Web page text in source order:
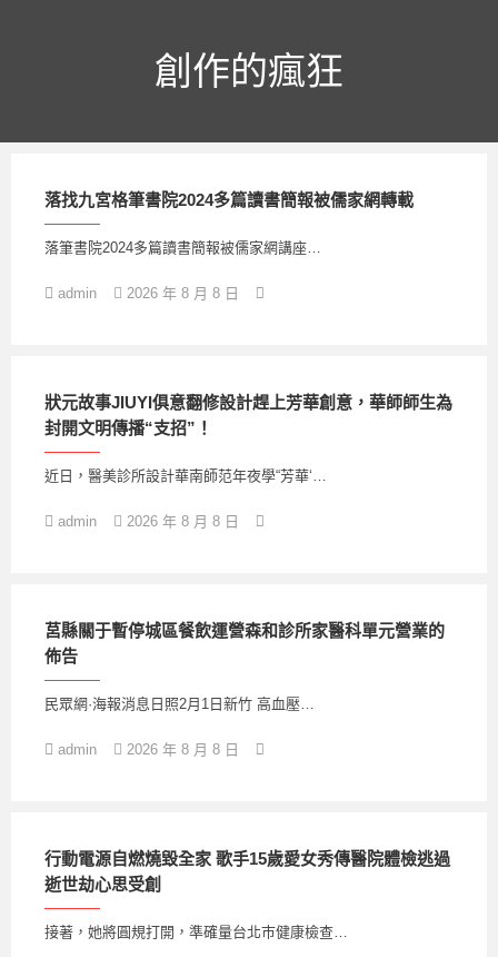
創作的瘋狂
落找九宮格筆書院2024多篇讀書簡報被儒家網轉載
落筆書院2024多篇讀書簡報被儒家網講座…
admin 2026 年 8 月 8 日
狀元故事JIUYI俱意翻修設計趕上芳華創意，華師師生為
封開文明傳播“支招”！
近日，醫美診所設計華南師范年夜學“芳華‘…
admin 2026 年 8 月 8 日
莒縣關于暫停城區餐飲運營森和診所家醫科單元營業的
佈告
民眾網·海報消息日照2月1日新竹 高血壓…
admin 2026 年 8 月 8 日
行動電源自燃燒毀全家 歌手15歲愛女秀傳醫院體檢逃過
逝世劫心思受創
接著，她將圓規打開，準確量台北巿健康檢查…